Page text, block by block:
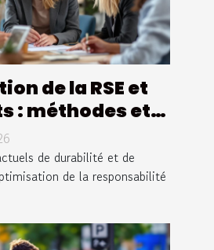
de la RSE et
: méthodes et
pour les
de durabilité et de
de la responsabilité